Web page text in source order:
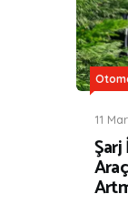
11